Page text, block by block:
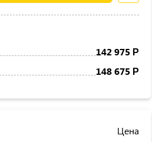
142 975 Р
148 675 Р
Цена